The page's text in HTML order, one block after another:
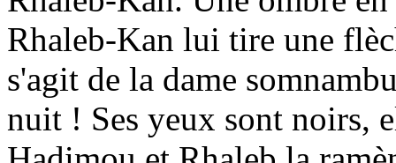
Rhaleb-Kan lui tire une
s'agit de la dame
nuit ! Ses yeux sont noirs,